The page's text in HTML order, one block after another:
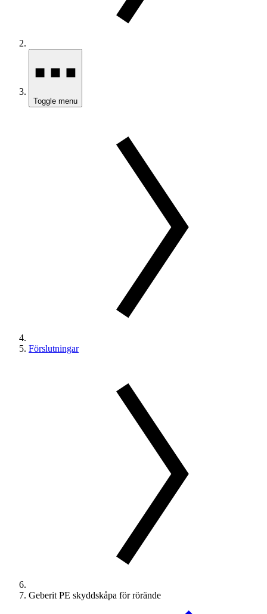
Toggle menu
Förslutningar
Geberit PE skyddskåpa för rörände